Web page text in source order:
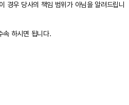
어야 합니다.
.
입 가능합니다.
다.
경우 당사의 책임 범위가 아님을 알려드립니
속 하시면 됩니다.